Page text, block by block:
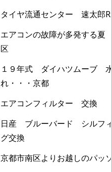
タイヤ流通センター 速太郎
エアコンの故障が多発する
区
１９年式 ダイハツムーブ
れ・・・京都
エアコンフィルター 交換
日産 ブルーバード シルフ
グ交換
京都市南区よりお越しのパッ